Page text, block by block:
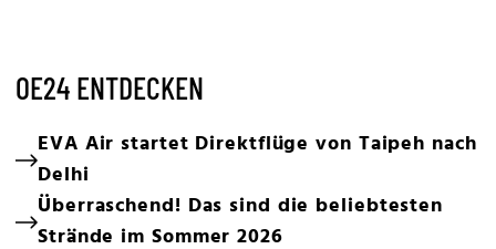
OE24 ENTDECKEN
EVA Air startet Direktflüge von Taipeh nach
Delhi
Überraschend! Das sind die beliebtesten
Strände im Sommer 2026